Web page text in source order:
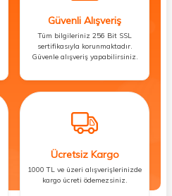
Güvenli Alışveriş
Tüm bilgileriniz 256 Bit SSL
sertifikasıyla korunmaktadır.
Güvenle alışveriş yapabilirsiniz.
Ücretsiz Kargo
1000 TL ve üzeri alışverişlerinizde
kargo ücreti ödemezsiniz.